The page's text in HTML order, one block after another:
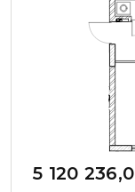
5 120 236,0